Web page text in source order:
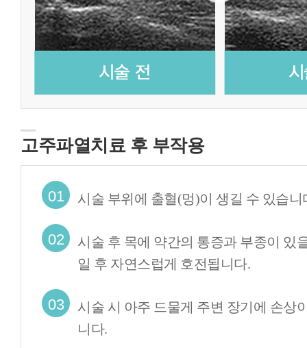
고주파열치료 후 부작용
01 시술 부위에 출혈(멍)이 생길 수 있습니
02
시술 후 목에 약간의 통증과 부종이 있
일 후 자연스럽게 호전됩니다.
03
시술 시 아주 드물게 주변 장기에 손상
니다.